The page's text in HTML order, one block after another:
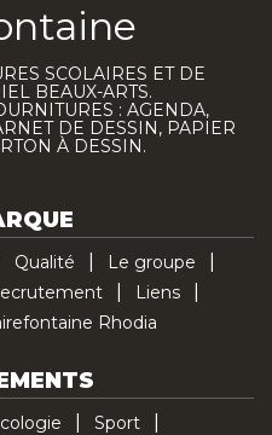
SCOLAIRES ET DE
BEAUX-ARTS.
: AGENDA,
DE DESSIN, PAPIER
À DESSIN.
Qualité
Le groupe
Liens
Rhodia
Sport